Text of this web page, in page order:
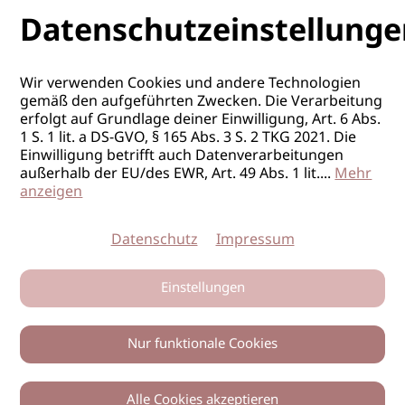
Wir verwenden Cookies und andere Technologien
gemäß den aufgeführten Zwecken. Die Verarbeitung
erfolgt auf Grundlage deiner Einwilligung, Art. 6 Abs.
1 S. 1 lit. a DS-GVO, § 165 Abs. 3 S. 2 TKG 2021. Die
Einwilligung betrifft auch Datenverarbeitungen
außerhalb der EU/des EWR, Art. 49 Abs. 1 lit....Mehr
anzeigen
Datenschutz Impressum
Einstellungen
Nur funktionale Cookies
Alle Cookies akzeptieren